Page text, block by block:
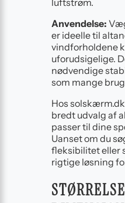
Anvendelse:
er ideelle til
vindforholdene
uforudsigelige.
nødvendige
som mange
Hos
bredt udvalg af
passer til dine
Uanset om du
fleksibilitet eller
rigtige løsning